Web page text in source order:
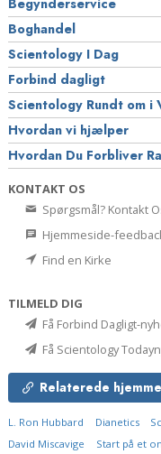
Begynderservice
Boghandel
Scientology I Dag
Forbind dagligt
Scientology Rundt om i
Hvordan vi hjælper
Hvordan Du Forbliver
KONTAKT OS
Spørgsmål? Kontakt
Hjemmeside-
Find en Kirke
TILMELD DIG
Få Forbind Dagligt-
Få Scientology
Relaterede
L. Ron Hubbard Dianetics
David Miscavige
Start på et